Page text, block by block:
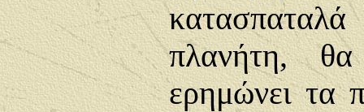
πλανήτη,
ερημώνει τα